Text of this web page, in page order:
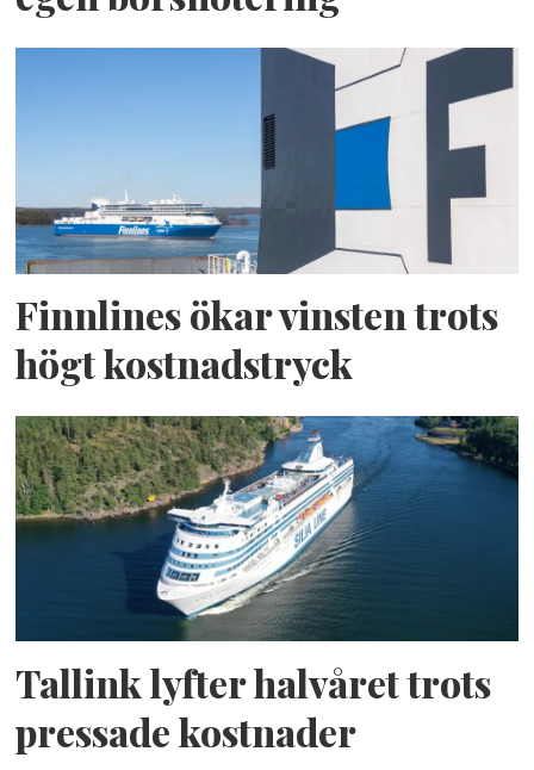
Finnlines ökar vinsten trots
högt kostnadstryck
Tallink lyfter halvåret trots
pressade kostnader